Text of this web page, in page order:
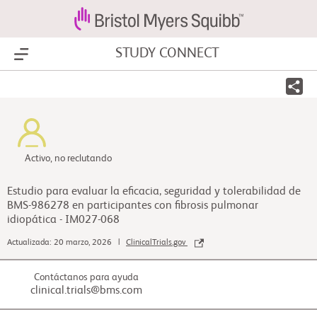
Show Menu STUDY CONNECT
Activo, no reclutando
Estudio para evaluar la eficacia, seguridad y tolerabilidad de
BMS-986278 en participantes con fibrosis pulmonar
idiopática - IM027-068
Actualizada: 20 marzo, 2026 | ClinicalTrials.gov
Contáctanos para ayuda
clinical.trials@bms.com